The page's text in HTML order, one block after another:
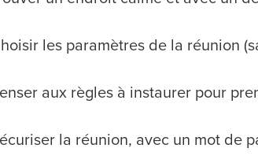
les paramètres de la réunion
aux règles à instaurer pour
la réunion, avec un mot de